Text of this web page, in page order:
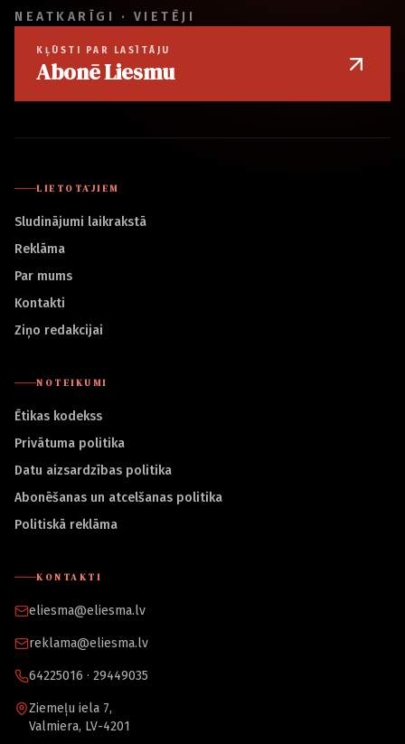
NEATKARĪGI · VIETĒJI
KĻŪSTI PAR LASĪTĀJU
Abonē Liesmu
LIETOTĀJIEM
Sludinājumi laikrakstā
Reklāma
Par mums
Kontakti
Ziņo redakcijai
NOTEIKUMI
Ētikas kodekss
Privātuma politika
Datu aizsardzības politika
Abonēšanas un atcelšanas politika
Politiskā reklāma
KONTAKTI
eliesma@eliesma.lv
reklama@eliesma.lv
64225016 · 29449035
Ziemeļu iela 7,
Valmiera, LV-4201